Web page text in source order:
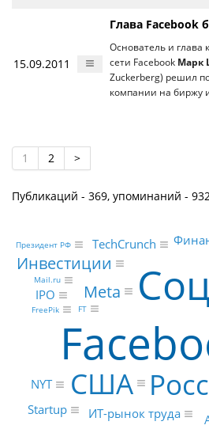
15.09.2011
Глава Facebook
Основатель и
сети Facebook Марк
Zuckerberg) решил
компании на биржу
1 2 >
Публикаций - 369, упоминаний -
США
Инвестиции
Meta
IPO
Startup ИТ-рынок труда
TechCrunch
NYT
FT
Mail.ru
Президент РФ
FreePik